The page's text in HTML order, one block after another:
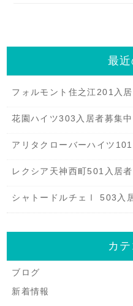
最
フォルモント住之江201入
花園ハイツ303入居者募集中
アリタクローバーハイツ
レクシア天神西町501入居
シャトードルチェⅠ 503入
カ
ブログ
新着情報